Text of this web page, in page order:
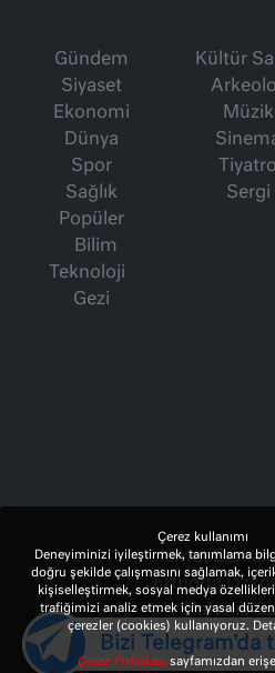
Gündem
Siyaset
Ekonomi
Dünya
Spor
Sağlık
Popüler
Bilim
Teknoloji
Gezi
Kültür
Müzik
Tiyatro
Sergi
İsmet Berkan
Ertuğrul Özkök
Haftalık
Çerez kullanımı
Deneyiminizi iyileştirmek, tanımlama
doğru şekilde çalışmasını sağlamak,
kişiselleştirmek, sosyal medya
trafiğimizi analiz etmek için yasal
çerezler (cookies) kullanıyoruz.
Çerez Politikasısayfamızdan
Bizi Telegram'da